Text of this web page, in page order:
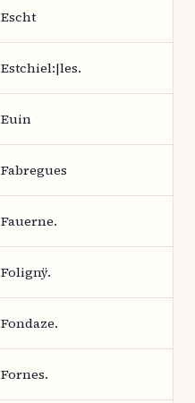
Escht
Estchiel:|les.
Euin
Fabregues
Fauerne.
Folignÿ.
Fondaze.
Fornes.